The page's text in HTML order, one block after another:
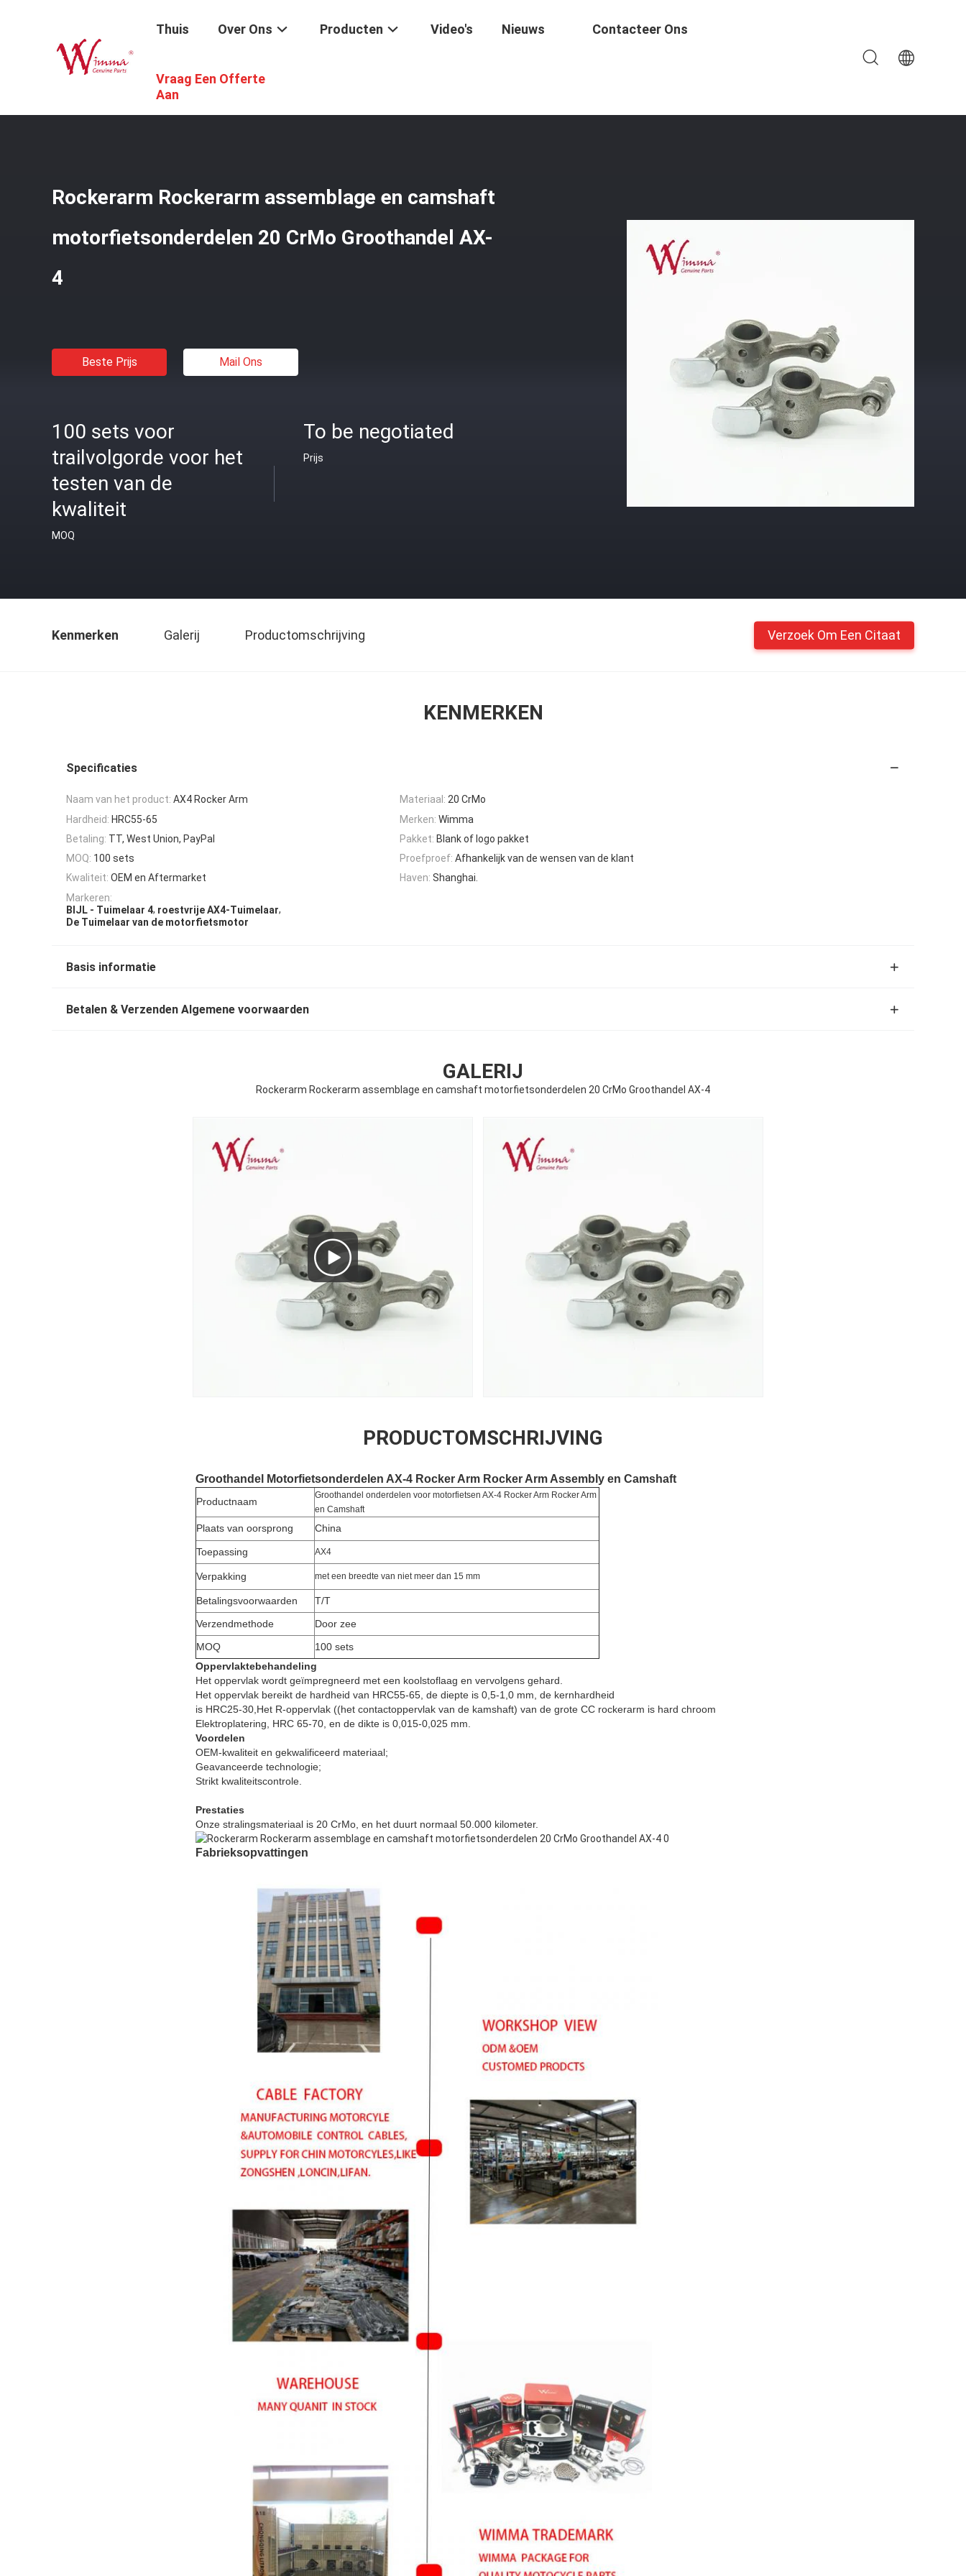
Thuis Over Ons Producten Video's Nieuws Contacteer Ons
Vraag Een Offerte
Aan
Thuis / De Vervangstukken Van De Motorfietsmotor
Rockerarm Rockerarm assemblage en camshaft
motorfietsonderdelen 20 CrMo Groothandel AX-
4
Beste Prijs Mail Ons
100 sets voor
trailvolgorde voor het
testen van de
kwaliteit
MOQ
To be negotiated
Prijs
Kenmerken Galerij Productomschrijving Verzoek Om Een Citaat
KENMERKEN
Specificaties
Naam van het product: AX4 Rocker Arm Materiaal: 20 CrMo
Hardheid: HRC55-65 Merken: Wimma
Betaling: TT, West Union, PayPal Pakket: Blank of logo pakket
MOQ: 100 sets Proefproef: Afhankelijk van de wensen van de klant
Kwaliteit: OEM en Aftermarket Haven: Shanghai.
Markeren:
BIJL - Tuimelaar 4, roestvrije AX4-Tuimelaar,
De Tuimelaar van de motorfietsmotor
Basis informatie
Betalen & Verzenden Algemene voorwaarden
GALERIJ
Rockerarm Rockerarm assemblage en camshaft motorfietsonderdelen 20 CrMo Groothandel AX-4
PRODUCTOMSCHRIJVING
Groothandel Motorfietsonderdelen AX-4 Rocker Arm Rocker Arm Assembly en Camshaft
Productnaam
Groothandel onderdelen voor motorfietsen AX-4 Rocker Arm Rocker Arm
en Camshaft
Plaats van oorsprong China
Toepassing AX4
Verpakking met een breedte van niet meer dan 15 mm
Betalingsvoorwaarden
T/T
Verzendmethode
Door zee
MOQ
100 sets
Oppervlaktebehandeling
Het oppervlak wordt geïmpregneerd met een koolstoflaag en vervolgens gehard.
Het oppervlak bereikt de hardheid van HRC55-65, de diepte is 0,5-1,0 mm, de kernhardheid
is HRC25-30,Het R-oppervlak ((het contactoppervlak van de kamshaft) van de grote CC rockerarm is hard chroom
Elektroplatering, HRC 65-70, en de dikte is 0,015-0,025 mm.
Voordelen
OEM-kwaliteit en gekwalificeerd materiaal;
Geavanceerde technologie;
Strikt kwaliteitscontrole.
Prestaties
Onze stralingsmateriaal is 20 CrMo, en het duurt normaal 50.000 kilometer.
Fabrieksopvattingen